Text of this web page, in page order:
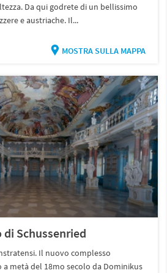
Da qui godrete di un bellissimo
e austriache. Il...
MOSTRA SULLA MAPPA
Schussenried
Il nuovo complesso
metà del 18mo secolo da Dominikus